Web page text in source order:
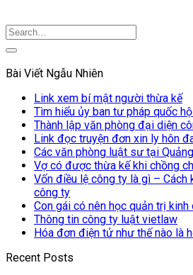
Bài Viết Ngẫu Nhiên
Link xem bí mật người thừa kế
Tìm hiểu ủy ban tư pháp quốc
Thành lập văn phòng đại diện
Link đọc truyện đơn xin ly hôn
Các văn phòng luật sư tại
Vợ có được thừa kế khi chồng
Vốn điều lệ công ty là gì – Cách
công ty
Con gái có nên học quản trị kinh
Thông tin công ty luật vietlaw
Hóa đơn điện tử như thế nào là
Recent Posts